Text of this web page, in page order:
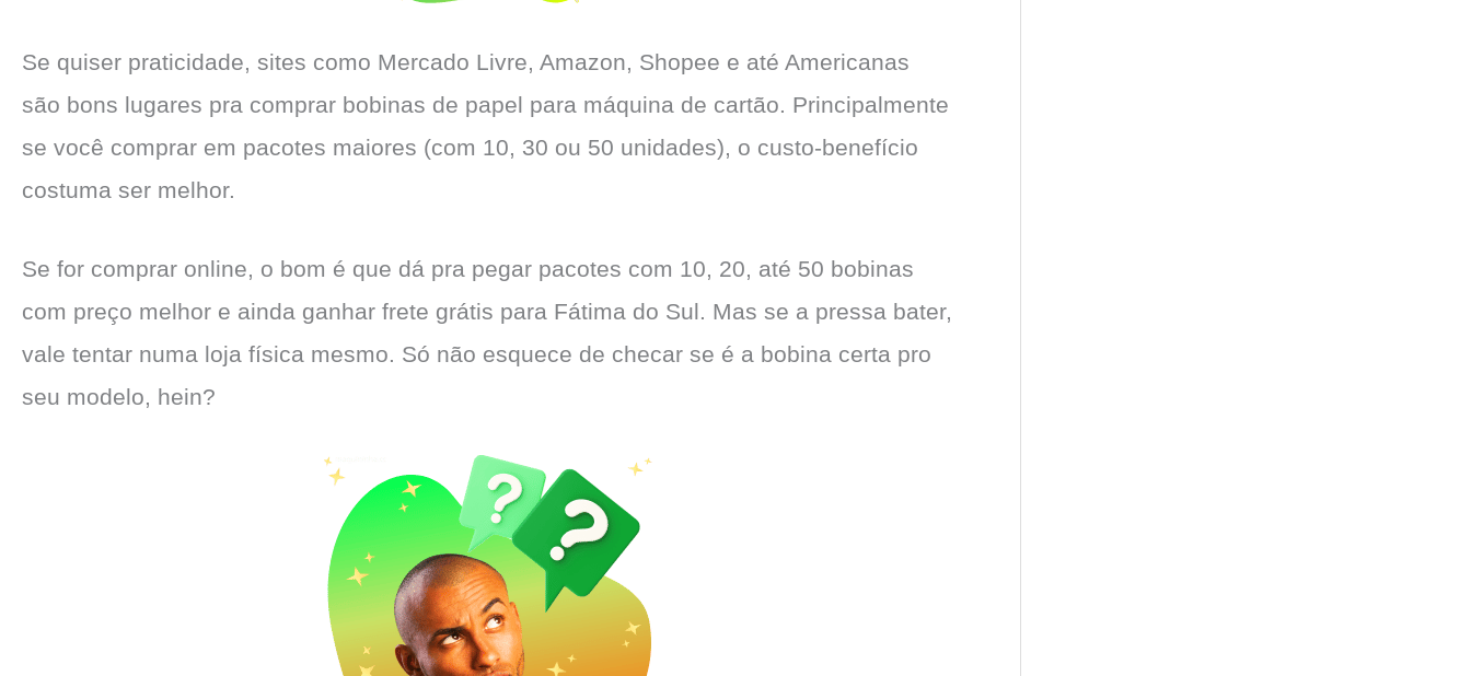
Se quiser praticidade, sites como Mercado Livre, Amazon, Shopee e até Americanas
são bons lugares pra comprar bobinas de papel para máquina de cartão. Principalmente
se você comprar em pacotes maiores (com 10, 30 ou 50 unidades), o custo-benefício
costuma ser melhor.
Se for comprar online, o bom é que dá pra pegar pacotes com 10, 20, até 50 bobinas
com preço melhor e ainda ganhar frete grátis para Fátima do Sul. Mas se a pressa bater,
vale tentar numa loja física mesmo. Só não esquece de checar se é a bobina certa pro
seu modelo, hein?